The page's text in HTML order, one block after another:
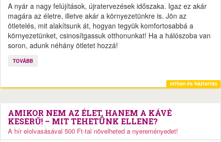
A nyár a nagy felújítások, újratervezések időszaka. Igaz ez akár
magára az életre, illetve akár a környezetünkre is. Jön az
ötletelés, mit alakítsunk át, hogyan tegyük komfortosabbá a
környezetünket, csinosítgassuk otthonunkat! Ha a hálószoba van
soron, adunk néhány ötletet hozzá!
TOVÁBB
otthon és háztartás
AMIKOR NEM AZ ÉLET, HANEM A KÁVÉ
KESERŰ! – MIT TEHETÜNK ELLENE?
A hír elolvasásával 500 Ft-tal növelheted a nyereményedet!